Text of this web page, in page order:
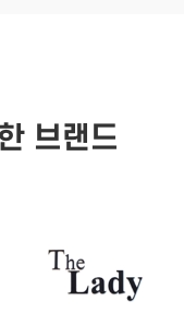
브랜드